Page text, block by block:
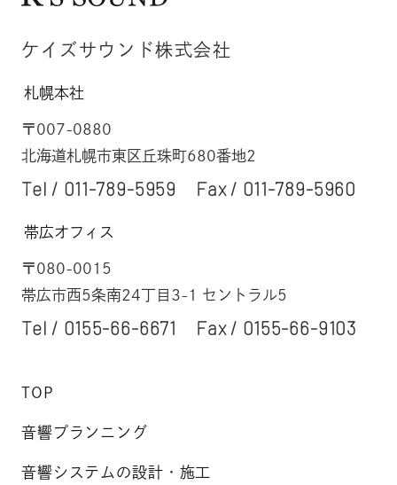
ケイズサウンド株式会社
札幌本社
〒007-0880
北海道札幌市東区丘珠町680番地2
Tel / 011-789-5959 Fax / 011-789-5960
帯広オフィス
〒080-0015
帯広市西5条南24丁目3-1 セントラル5
Tel / 0155-66-6671 Fax / 0155-66-9103
TOP
音響プランニング
音響システムの設計・施工